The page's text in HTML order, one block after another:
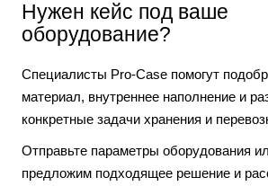
Нужен кейс под ваше
оборудование?
Специалисты Pro-Case помогут
материал, внутреннее наполнение и
конкретные задачи хранения и
Отправьте параметры оборудования
предложим подходящее решение и